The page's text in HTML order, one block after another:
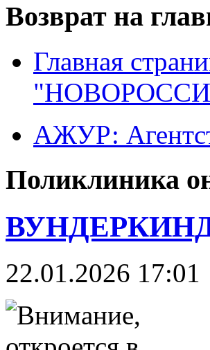
Возврат на
Главная
АЖУР:
Поликлиника
22.01.2026 17:01